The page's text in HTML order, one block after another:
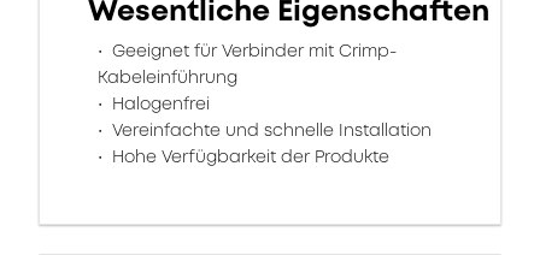
Wesentliche Eigenschaften
Geeignet für Verbinder mit Crimp-
Kabeleinführung
Halogenfrei
Vereinfachte und schnelle Installation
Hohe Verfügbarkeit der Produkte